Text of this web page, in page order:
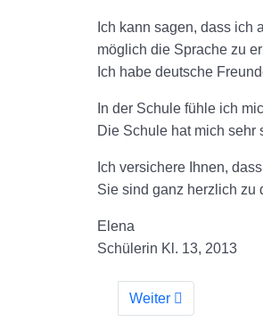
Ich kann sagen, dass ich
möglich die Sprache zu
Ich habe deutsche
In der Schule fühle ich
Die Schule hat mich sehr
Ich versichere Ihnen,
Sie sind ganz herzlich zu
Elena
Schülerin Kl. 13, 2013
Weiter